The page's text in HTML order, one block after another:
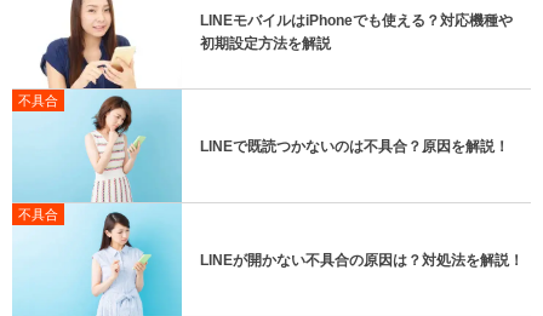
LINEモバイルはiPhoneでも使える？対応機種や
初期設定方法を解説
不具合
LINEで既読つかないのは不具合？原因を解説！
不具合
LINEが開かない不具合の原因は？対処法を解説！